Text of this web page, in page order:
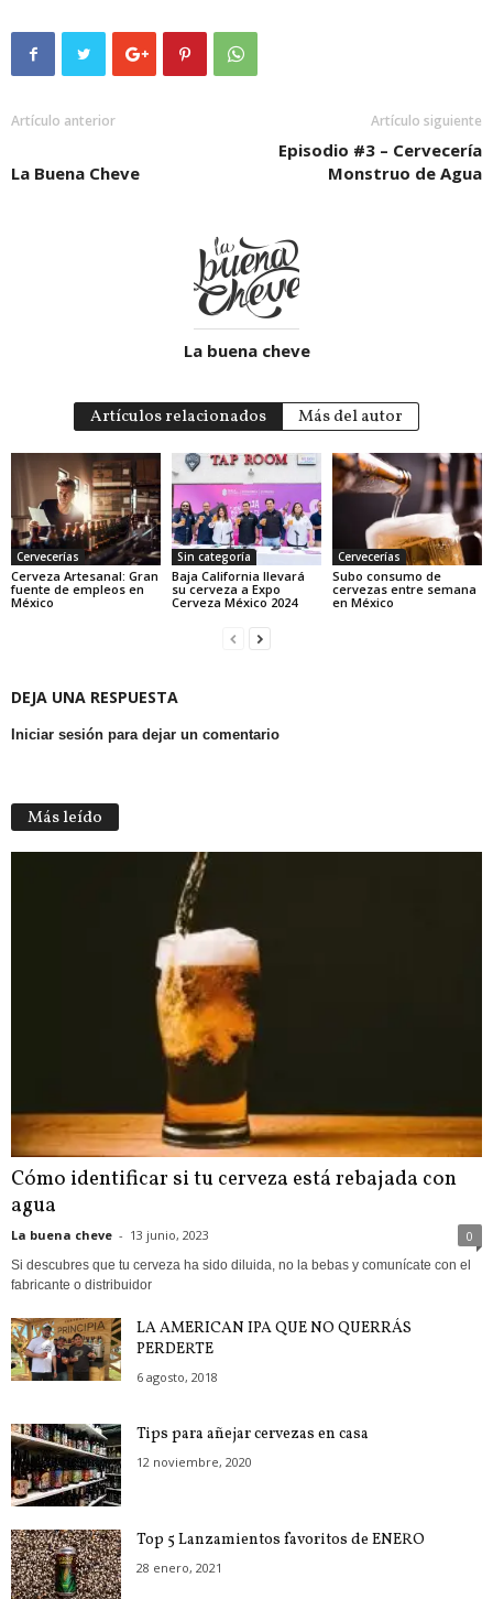
Artículo anterior
La Buena Cheve
Artículo siguiente
Episodio #3 – Cervecería
Monstruo de Agua
La buena cheve
Artículos relacionados Más del autor
Cervecerías
Cerveza Artesanal: Gran
fuente de empleos en
México
Sin categoría
Baja California llevará
su cerveza a Expo
Cerveza México 2024
Cervecerías
Subo consumo de
cervezas entre semana
en México
DEJA UNA RESPUESTA
Iniciar sesión para dejar un comentario
Más leído
Cómo identificar si tu cerveza está rebajada con
agua
La buena cheve - 13 junio, 2023 0
Si descubres que tu cerveza ha sido diluida, no la bebas y comunícate con el
fabricante o distribuidor
LA AMERICAN IPA QUE NO QUERRÁS
PERDERTE
6 agosto, 2018
Tips para añejar cervezas en casa
12 noviembre, 2020
Top 5 Lanzamientos favoritos de ENERO
28 enero, 2021